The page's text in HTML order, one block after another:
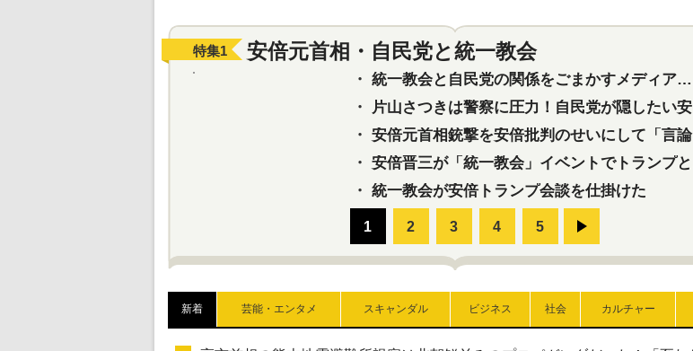
特集1 安倍元首相・自民党と統一教会
・ 統一教会と自民党の関係をごまかすメディア…民放は有田芳生に発言自粛を要求
・
片山さつきは警察に圧力！自民党が隠したい安倍元首相と統一教会の深い関係
・ 安倍元首相銃撃を安倍批判のせいにして「言論封殺」に利用する自民党応援団
・ 安倍晋三が「統一教会」イベントでトランプと演説！同性婚や夫婦別姓を攻撃
・ 統一教会が安倍トランプ会談を仕掛けた
新着 芸能・エンタメ スキャンダル ビジネス 社会 カルチャー